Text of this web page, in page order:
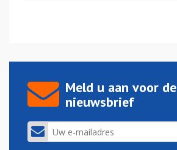
Meld u aan voor de
nieuwsbrief